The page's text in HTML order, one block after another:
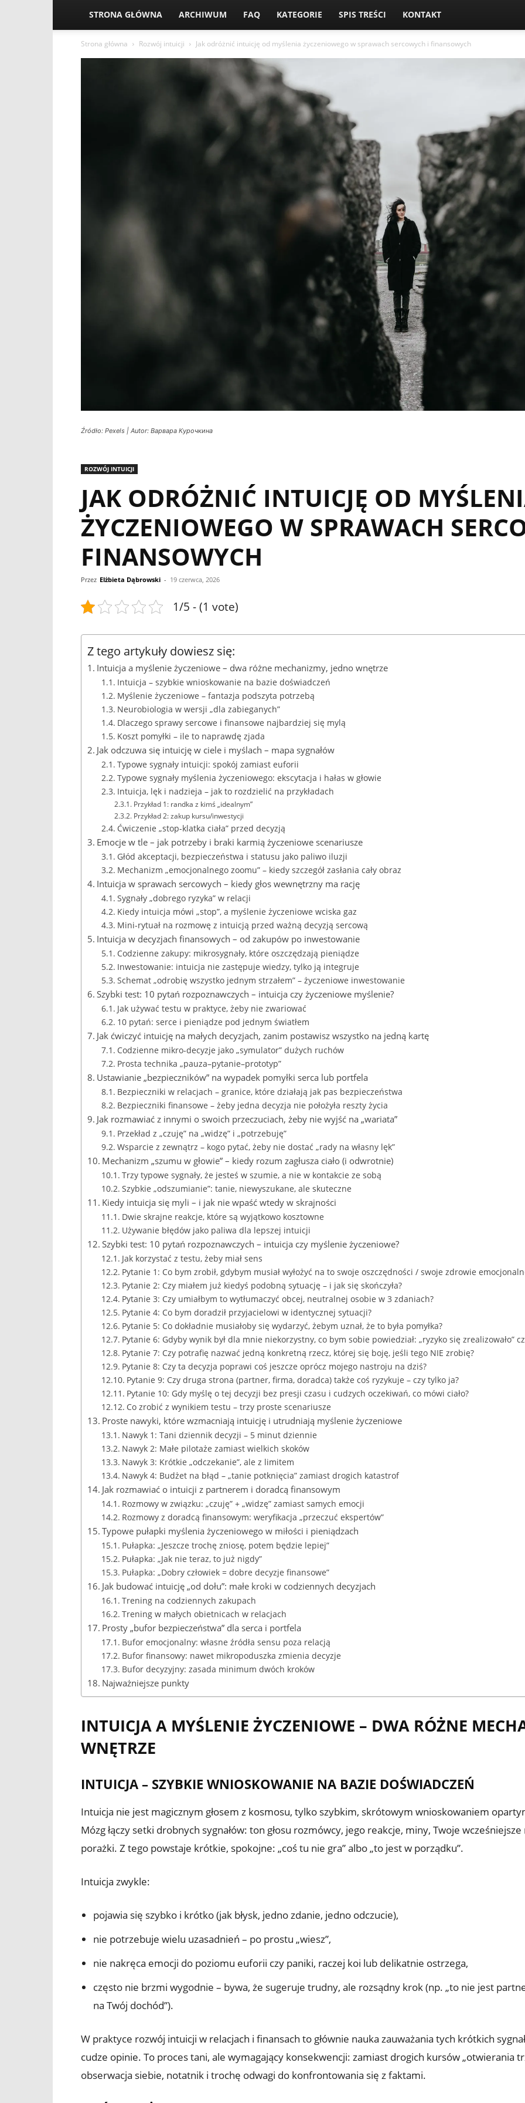
STRONA GŁÓWNA ARCHIWUM FAQ KATEGORIE SPIS TREŚCI KONTAKT
Strona główna Rozwój intuicji Jak odróżnić intuicję od myślenia życzeniowego w sprawach sercowych i finansowych
Źródło: Pexels | Autor: Варвара Курочкина
ROZWÓJ INTUICJI
JAK ODRÓŻNIĆ INTUICJĘ OD
ŻYCZENIOWEGO W SPRAWACH
FINANSOWYCH
Przez Elżbieta Dąbrowski - 19 czerwca, 2026
1/5 - (1 vote)
Z tego artykuły dowiesz się:
Intuicja a myślenie życzeniowe – dwa różne mechanizmy, jedno wnętrze
Intuicja – szybkie wnioskowanie na bazie doświadczeń
Myślenie życzeniowe – fantazja podszyta potrzebą
Neurobiologia w wersji „dla zabieganych”
Dlaczego sprawy sercowe i finansowe najbardziej się mylą
Koszt pomyłki – ile to naprawdę zjada
Jak odczuwa się intuicję w ciele i myślach – mapa sygnałów
Typowe sygnały intuicji: spokój zamiast euforii
Typowe sygnały myślenia życzeniowego: ekscytacja i hałas w głowie
Intuicja, lęk i nadzieja – jak to rozdzielić na przykładach
Przykład 1: randka z kimś „idealnym”
Przykład 2: zakup kursu/inwestycji
Ćwiczenie „stop-klatka ciała” przed decyzją
Emocje w tle – jak potrzeby i braki karmią życzeniowe scenariusze
Głód akceptacji, bezpieczeństwa i statusu jako paliwo iluzji
Mechanizm „emocjonalnego zoomu” – kiedy szczegół zasłania cały obraz
Intuicja w sprawach sercowych – kiedy głos wewnętrzny ma rację
Sygnały „dobrego ryzyka” w relacji
Kiedy intuicja mówi „stop”, a myślenie życzeniowe wciska gaz
Mini-rytuał na rozmowę z intuicją przed ważną decyzją sercową
Intuicja w decyzjach finansowych – od zakupów po inwestowanie
Codzienne zakupy: mikrosygnały, które oszczędzają pieniądze
Inwestowanie: intuicja nie zastępuje wiedzy, tylko ją integruje
Schemat „odrobię wszystko jednym strzałem” – życzeniowe inwestowanie
Szybki test: 10 pytań rozpoznawczych – intuicja czy życzeniowe myślenie?
Jak używać testu w praktyce, żeby nie zwariować
10 pytań: serce i pieniądze pod jednym światłem
Jak ćwiczyć intuicję na małych decyzjach, zanim postawisz wszystko na jedną kartę
Codzienne mikro-decyzje jako „symulator” dużych ruchów
Prosta technika „pauza–pytanie–prototyp”
Ustawianie „bezpieczników” na wypadek pomyłki serca lub portfela
Bezpieczniki w relacjach – granice, które działają jak pas bezpieczeństwa
Bezpieczniki finansowe – żeby jedna decyzja nie położyła reszty życia
Jak rozmawiać z innymi o swoich przeczuciach, żeby nie wyjść na „wariata”
Przekład z „czuję” na „widzę” i „potrzebuję”
Wsparcie z zewnątrz – kogo pytać, żeby nie dostać „rady na własny lęk”
Mechanizm „szumu w głowie” – kiedy rozum zagłusza ciało (i odwrotnie)
Trzy typowe sygnały, że jesteś w szumie, a nie w kontakcie ze sobą
Szybkie „odszumianie”: tanie, niewyszukane, ale skuteczne
Kiedy intuicja się myli – i jak nie wpaść wtedy w skrajności
Dwie skrajne reakcje, które są wyjątkowo kosztowne
Używanie błędów jako paliwa dla lepszej intuicji
Szybki test: 10 pytań rozpoznawczych – intuicja czy myślenie życzeniowe?
Jak korzystać z testu, żeby miał sens
Pytanie 1: Co bym zrobił, gdybym musiał wyłożyć na to swoje oszczędności / swoje zdrowie
Pytanie 2: Czy miałem już kiedyś podobną sytuację – i jak się skończyła?
Pytanie 3: Czy umiałbym to wytłumaczyć obcej, neutralnej osobie w 3 zdaniach?
Pytanie 4: Co bym doradził przyjacielowi w identycznej sytuacji?
Pytanie 5: Co dokładnie musiałoby się wydarzyć, żebym uznał, że to była pomyłka?
Pytanie 6: Gdyby wynik był dla mnie niekorzystny, co bym sobie powiedział: „ryzyko się zrealizowało”
Pytanie 7: Czy potrafię nazwać jedną konkretną rzecz, której się boję, jeśli tego NIE zrobię?
Pytanie 8: Czy ta decyzja poprawi coś jeszcze oprócz mojego nastroju na dziś?
Pytanie 9: Czy druga strona (partner, firma, doradca) także coś ryzykuje – czy tylko ja?
Pytanie 10: Gdy myślę o tej decyzji bez presji czasu i cudzych oczekiwań, co mówi ciało?
Co zrobić z wynikiem testu – trzy proste scenariusze
Proste nawyki, które wzmacniają intuicję i utrudniają myślenie życzeniowe
Nawyk 1: Tani dziennik decyzji – 5 minut dziennie
Nawyk 2: Małe pilotaże zamiast wielkich skoków
Nawyk 3: Krótkie „odczekanie”, ale z limitem
Nawyk 4: Budżet na błąd – „tanie potknięcia” zamiast drogich katastrof
Jak rozmawiać o intuicji z partnerem i doradcą finansowym
Rozmowy w związku: „czuję” + „widzę” zamiast samych emocji
Rozmowy z doradcą finansowym: weryfikacja „przeczuć ekspertów”
Typowe pułapki myślenia życzeniowego w miłości i pieniądzach
Pułapka: „Jeszcze trochę zniosę, potem będzie lepiej”
Pułapka: „Jak nie teraz, to już nigdy”
Pułapka: „Dobry człowiek = dobre decyzje finansowe”
Jak budować intuicję „od dołu”: małe kroki w codziennych decyzjach
Trening na codziennych zakupach
Trening w małych obietnicach w relacjach
Prosty „bufor bezpieczeństwa” dla serca i portfela
Bufor emocjonalny: własne źródła sensu poza relacją
Bufor finansowy: nawet mikropoduszka zmienia decyzje
Bufor decyzyjny: zasada minimum dwóch kroków
Najważniejsze punkty
INTUICJA A MYŚLENIE ŻYCZENIOWE – DWA RÓŻNE
WNĘTRZE
INTUICJA – SZYBKIE WNIOSKOWANIE NA BAZIE DOŚWIADCZEŃ
Intuicja nie jest magicznym głosem z kosmosu, tylko szybkim, skrótowym wnioskowaniem
Mózg łączy setki drobnych sygnałów: ton głosu rozmówcy, jego reakcje, miny, Twoje
porażki. Z tego powstaje krótkie, spokojne: „coś tu nie gra” albo „to jest w porządku”.
Intuicja zwykle:
pojawia się szybko i krótko (jak błysk, jedno zdanie, jedno odczucie),
nie potrzebuje wielu uzasadnień – po prostu „wiesz”,
nie nakręca emocji do poziomu euforii czy paniki, raczej koi lub delikatnie ostrzega,
często nie brzmi wygodnie – bywa, że sugeruje trudny, ale rozsądny krok (np. „to nie jest
na Twój dochód”).
W praktyce rozwój intuicji w relacjach i finansach to głównie nauka zauważania tych krótkich
cudze opinie. To proces tani, ale wymagający konsekwencji: zamiast drogich kursów „otwierania
obserwacja siebie, notatnik i trochę odwagi do konfrontowania się z faktami.